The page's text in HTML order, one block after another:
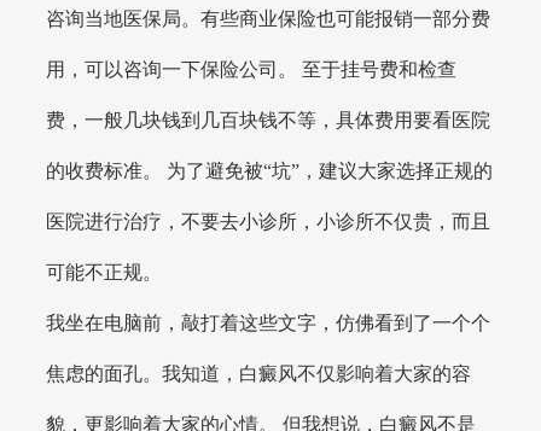
咨询当地医保局。有些商业保险也可能报销一部分费
用，可以咨询一下保险公司。 至于挂号费和检查
费，一般几块钱到几百块钱不等，具体费用要看医院
的收费标准。 为了避免被“坑”，建议大家选择正规的
医院进行治疗，不要去小诊所，小诊所不仅贵，而且
可能不正规。
我坐在电脑前，敲打着这些文字，仿佛看到了一个个
焦虑的面孔。我知道，白癜风不仅影响着大家的容
貌，更影响着大家的心情。 但我想说，白癜风不是